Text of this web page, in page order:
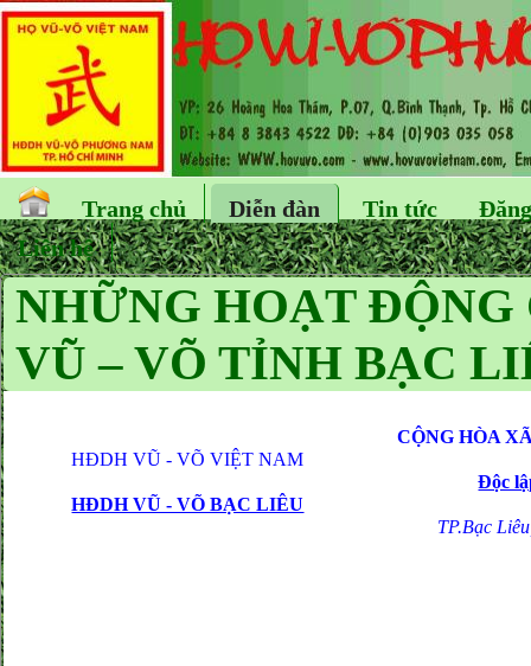
Trang chủ Diễn đàn Tin tức
Liên hệ
NHỮNG HOẠT
VŨ – VÕ TỈNH BẠC
HĐDH VŨ - VÕ VIỆT NAM
HĐDH VŨ - VÕ BẠC LIÊU
CỘNG HÒA
Độc
TP.Bạc